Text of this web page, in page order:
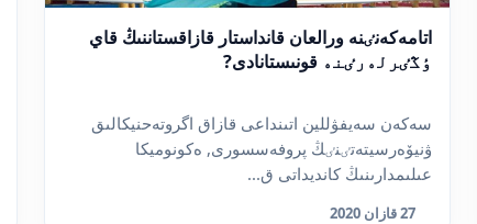
اتامەكەنٸنە ورالعان قانداستار قازاقستاننىڭ قاي
ٶڭٸرلەرٸنە قونىستانادى?
سەكەن سەيفۋللين اتىنداعى قازاق اگروتەحنيكالىق
ۋنيۆەرسيتەتٸنٸڭ پروفەسسورى, ەكونوميكا
عىلىمدارىنىڭ كانديداتى ق...
27 قازان 2020